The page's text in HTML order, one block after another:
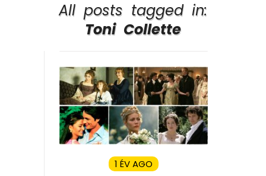
All posts tagged in:
Toni Collette
1 ÉV AGO